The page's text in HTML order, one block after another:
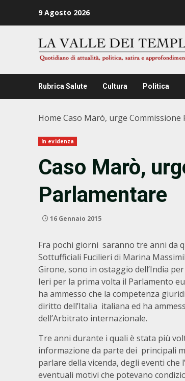
9 Agosto 2026
Rubrica Salute Cultura Politica
Home Caso Marò, urge Commissione
In evidenza
Caso Marò,
Parlamentare
16 Gennaio 2015
Fra pochi giorni saranno tre anni da
Sottufficiali Fucilieri di Marina
Girone, sono in ostaggio dell’India per
Ieri per la prima volta il Parlamento
ha ammesso che la competenza
diritto dell’Italia italiana ed ha
dell’Arbitrato internazionale.
Tre anni durante i quali è stata più
informazione da parte dei principali
parlare della vicenda, degli eventi che
eventuali motivi che potevano